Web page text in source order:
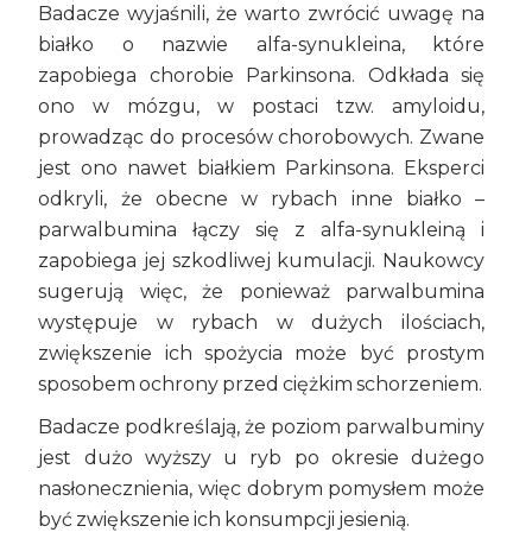
Badacze wyjaśnili, że warto zwrócić uwagę na
białko o nazwie alfa-synukleina, które
zapobiega chorobie Parkinsona. Odkłada się
ono w mózgu, w postaci tzw. amyloidu,
prowadząc do procesów chorobowych. Zwane
jest ono nawet białkiem Parkinsona. Eksperci
odkryli, że obecne w rybach inne białko –
parwalbumina łączy się z alfa-synukleiną i
zapobiega jej szkodliwej kumulacji. Naukowcy
sugerują więc, że ponieważ parwalbumina
występuje w rybach w dużych ilościach,
zwiększenie ich spożycia może być prostym
sposobem ochrony przed ciężkim schorzeniem.
Badacze podkreślają, że poziom parwalbuminy
jest dużo wyższy u ryb po okresie dużego
nasłonecznienia, więc dobrym pomysłem może
być zwiększenie ich konsumpcji jesienią.